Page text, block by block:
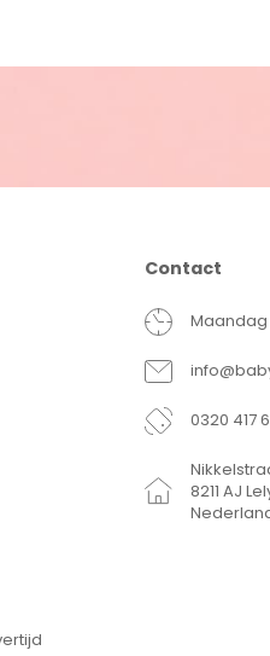
Contact
Maandag
0320 417
8211 AJ